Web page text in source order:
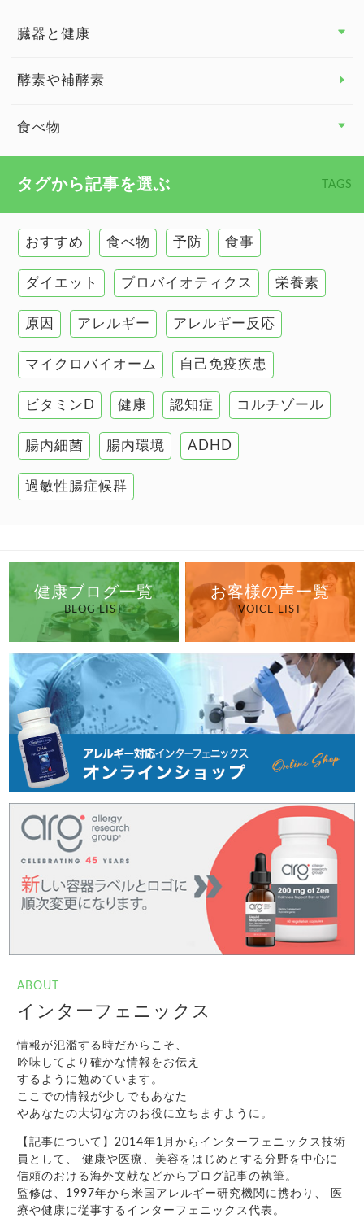
臓器と健康
臓器と健康 トップ
慢性疲労
甲状腺
肌
肝臓の健康
腸の健康
自己免疫疾患
高血圧
酵素や補酵素
食べ物
タグから記事を選ぶ TAGS
おすすめ 食べ物 予防 食事
ダイエット プロバイオティクス 栄養素
原因 アレルギー アレルギー反応
マイクロバイオーム 自己免疫疾患
ビタミンD 健康 認知症 コルチゾール
腸内細菌 腸内環境 ADHD
過敏性腸症候群
健康ブログ一覧
BLOG LIST
お客様の声一覧
VOICE LIST
ABOUT
インターフェニックス
情報が氾濫する時だからこそ、
吟味してより確かな情報をお伝え
するように勉めています。
ここでの情報が少しでもあなた
やあなたの大切な方のお役に立ちますように。
【記事について】2014年1月からインターフェニックス技術
員として、 健康や医療、美容をはじめとする分野を中心に
信頼のおける海外文献などからブログ記事の執筆。
監修は、1997年から米国アレルギー研究機関に携わり、 医
療や健康に従事するインターフェニックス代表。